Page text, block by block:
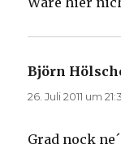
Björn
26. Juli 2011 um
Grad nock